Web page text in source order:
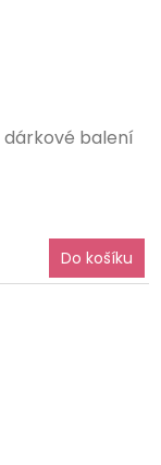
dárkové balení
Do košíku